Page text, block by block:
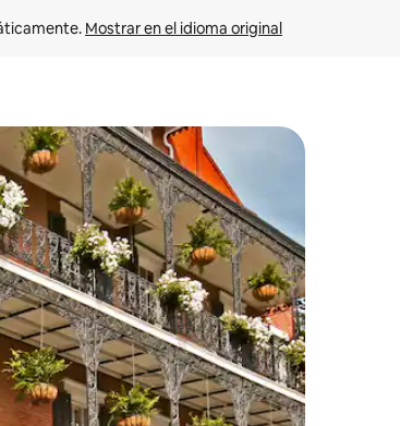
Mostrar en el idioma original